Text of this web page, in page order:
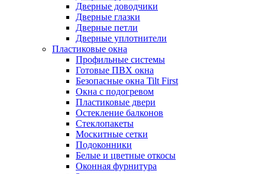
Дверные доводчики
Дверные глазки
Дверные петли
Дверные уплотнители
Пластиковые окна
Профильные системы
Готовые ПВХ окна
Безопасные окна Tilt First
Окна с подогревом
Пластиковые двери
Остекление балконов
Стеклопакеты
Москитные сетки
Подоконники
Белые и цветные откосы
Оконная фурнитура